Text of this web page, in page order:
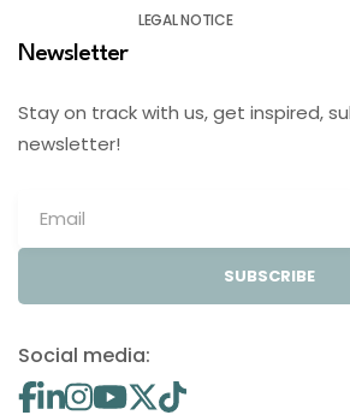
LEGAL NOTICE
Newsletter
Stay on track with us, get inspired,
newsletter!
SUBSCRIBE
Social media: